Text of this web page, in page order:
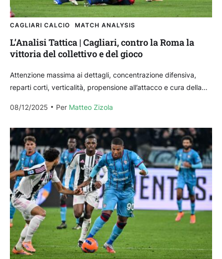
CAGLIARI CALCIO MATCH ANALYSIS
L’Analisi Tattica | Cagliari, contro la Roma la
vittoria del collettivo e del gioco
Attenzione massima ai dettagli, concentrazione difensiva,
reparti corti, verticalità, propensione all’attacco e cura della
rendono il...
08/12/2025 Per Matteo Zizola